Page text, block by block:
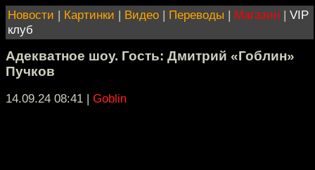
Новости | Картинки | Видео | Переводы | Магазин | VIP
клуб
Адекватное шоу. Гость: Дмитрий «Гоблин»
Пучков
14.09.24 08:41 | Goblin